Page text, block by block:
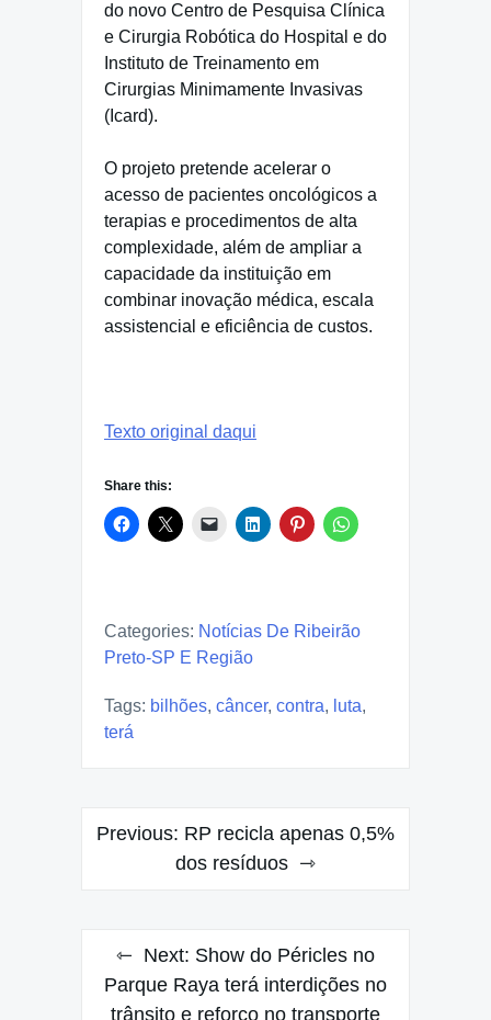
do novo Centro de Pesquisa Clínica
e Cirurgia Robótica do Hospital e do
Instituto de Treinamento em
Cirurgias Minimamente Invasivas
(Icard).
O projeto pretende acelerar o
acesso de pacientes oncológicos a
terapias e procedimentos de alta
complexidade, além de ampliar a
capacidade da instituição em
combinar inovação médica, escala
assistencial e eficiência de custos.
Texto original daqui
Share this:
Categories: Notícias De Ribeirão
Preto-SP E Região
Tags: bilhões, câncer, contra, luta,
terá
Post
navigation
Previous: RP recicla apenas 0,5%
dos resíduos
Next: Show do Péricles no
Parque Raya terá interdições no
trânsito e reforço no transporte